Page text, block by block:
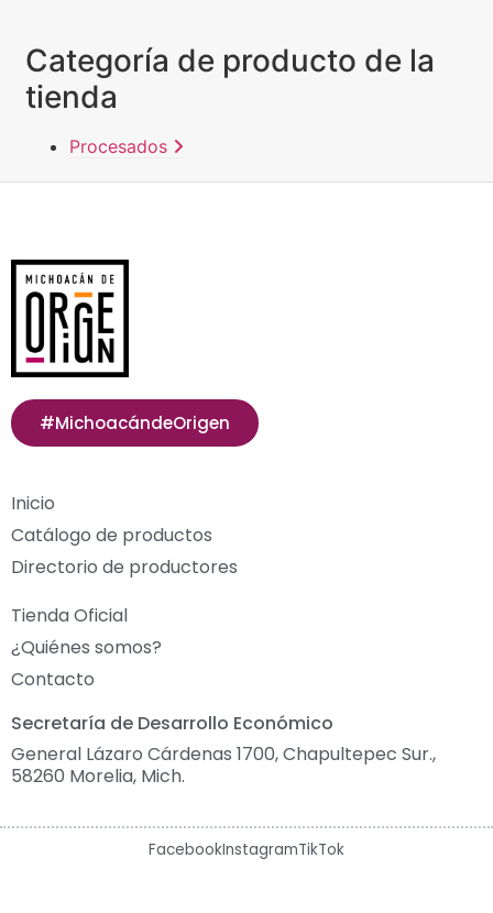
Categoría de producto de la
tienda
Procesados
#MichoacándeOrigen
Inicio
Catálogo de productos
Directorio de productores
Tienda Oficial
¿Quiénes somos?
Contacto
Secretaría de Desarrollo Económico
General Lázaro Cárdenas 1700, Chapultepec Sur.,
58260 Morelia, Mich.
FacebookInstagramTikTok